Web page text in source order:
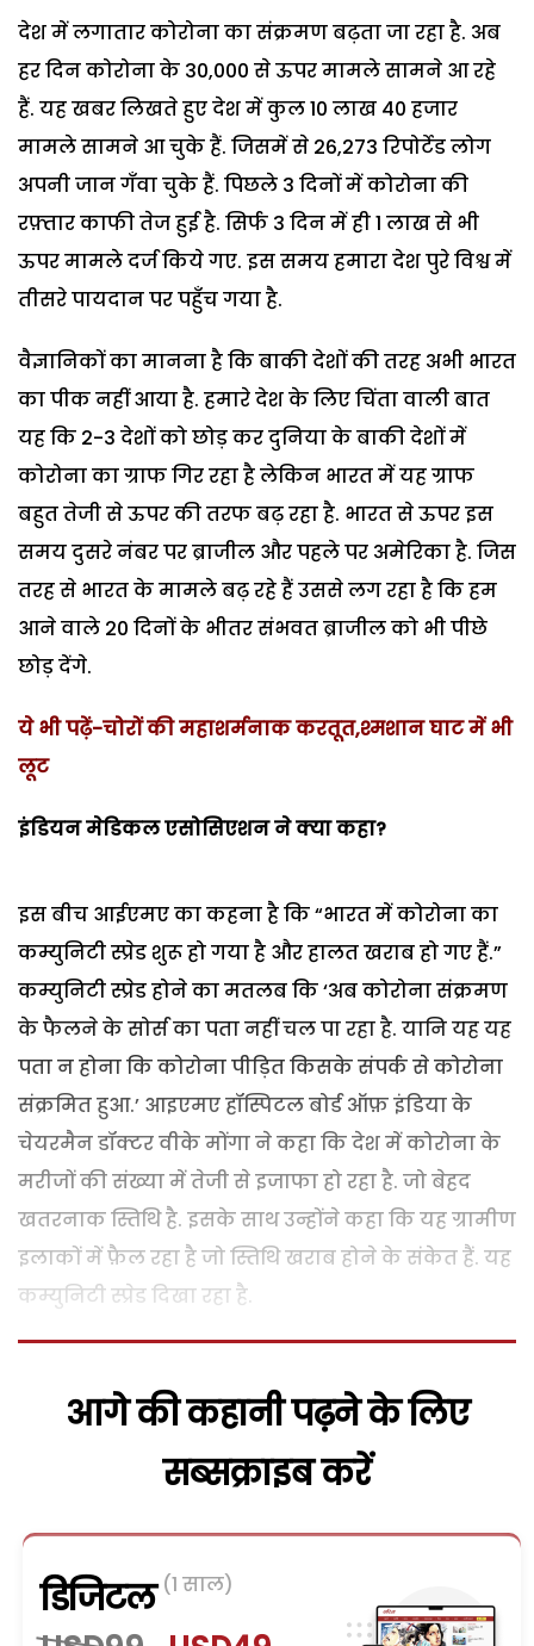
देश में लगातार कोरोना का संक्रमण बढ़ता जा रहा है. अब
हर दिन कोरोना के 30,000 से ऊपर मामले सामने आ रहे
हैं. यह खबर लिखते हुए देश में कुल 10 लाख 40 हजार
मामले सामने आ चुके हैं. जिसमें से 26,273 रिपोर्टेड लोग
अपनी जान गँवा चुके हैं. पिछले 3 दिनों में कोरोना की
रफ़्तार काफी तेज हुई है. सिर्फ 3 दिन में ही 1 लाख से भी
ऊपर मामले दर्ज किये गए. इस समय हमारा देश पुरे विश्व में
तीसरे पायदान पर पहुँच गया है.
वैज्ञानिकों का मानना है कि बाकी देशों की तरह अभी भारत
का पीक नहीं आया है. हमारे देश के लिए चिंता वाली बात
यह कि 2-3 देशों को छोड़ कर दुनिया के बाकी देशों में
कोरोना का ग्राफ गिर रहा है लेकिन भारत में यह ग्राफ
बहुत तेजी से ऊपर की तरफ बढ़ रहा है. भारत से ऊपर इस
समय दुसरे नंबर पर ब्राजील और पहले पर अमेरिका है. जिस
तरह से भारत के मामले बढ़ रहे हैं उससे लग रहा है कि हम
आने वाले 20 दिनों के भीतर संभवत ब्राजील को भी पीछे
छोड़ देंगे.
ये भी पढ़ें-चोरों की महाशर्मनाक करतूत,श्मशान घाट में भी
लूट
इंडियन मेडिकल एसोसिएशन ने क्या कहा?
इस बीच आईएमए का कहना है कि “भारत में कोरोना का
कम्युनिटी स्प्रेड शुरू हो गया है और हालत खराब हो गए हैं.”
कम्युनिटी स्प्रेड होने का मतलब कि ‘अब कोरोना संक्रमण
के फैलने के सोर्स का पता नहीं चल पा रहा है. यानि यह यह
पता न होना कि कोरोना पीड़ित किसके संपर्क से कोरोना
संक्रमित हुआ.’ आइएमए हॉस्पिटल बोर्ड ऑफ़ इंडिया के
चेयरमैन डॉक्टर वीके मोंगा ने कहा कि देश में कोरोना के
मरीजों की संख्या में तेजी से इजाफा हो रहा है. जो बेहद
खतरनाक स्तिथि है. इसके साथ उन्होंने कहा कि यह ग्रामीण
इलाकों में फ़ैल रहा है जो स्तिथि खराब होने के संकेत हैं. यह
कम्युनिटी स्प्रेड दिखा रहा है.
आगे की कहानी पढ़ने के लिए
सब्सक्राइब करें
डिजिटल (1 साल)